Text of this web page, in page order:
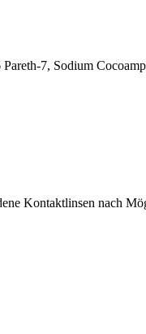
7, Sodium
Kontaktlinsen nach